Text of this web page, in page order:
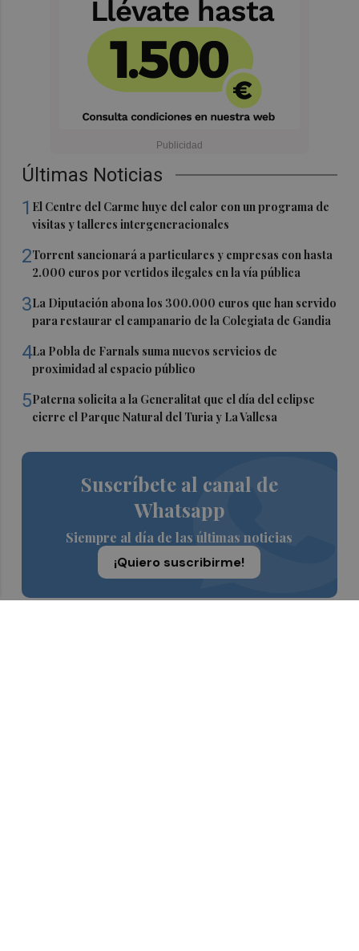
Últimas Noticias
1 El Centre del Carme huye del calor con un programa de
visitas y talleres intergeneracionales
2Torrent sancionará a particulares y empresas con hasta
2.000 euros por vertidos ilegales en la vía pública
3La Diputación abona los 300.000 euros que han servido
para restaurar el campanario de la Colegiata de Gandia
4La Pobla de Farnals suma nuevos servicios de
proximidad al espacio público
5Paterna solicita a la Generalitat que el día del eclipse
cierre el Parque Natural del Turia y La Vallesa
Suscríbete al canal de
Whatsapp
Siempre al día de las últimas noticias
¡Quiero suscribirme!